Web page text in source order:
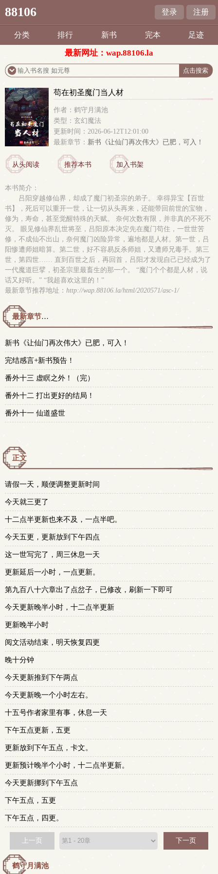
88106 登录 注册
分类 排行 新书 完本 足迹
最新网址：wap.88106.la
苟在初圣魔门当人材
作者：鹤守月满池
类型：玄幻魔法
更新时间：2026-06-12T12:01:00
最新章节： 新书《让仙门再次伟大》已肥，可入！
从头阅读 推荐本书 加入书架
本书简介：
吕阳穿越修仙界，却成了魔门初圣宗的弟子。 幸得异宝【百世
书】，死后可以重开一世，让一切从头再来，还能带回前世的宝物，
修为，寿命，甚至觉醒特殊的天赋。 奈何次数有限，并非真的不死不
灭。 眼见修仙界乱世将至，吕阳原本决定先在魔门苟住，一世世苦
修，不成仙不出山，奈何魔门凶险异常，遍地都是人材。第一世，吕
阳惨遭师姐暗算。第二世，好不容易反杀师姐，又遭师兄毒手。第三
世，第四世…… 直到百世之后，再回首，吕阳才发现自己已经成为了
一代魔道巨擘，初圣宗里最畜生的那一个。 “魔门个个都是人材，说
话又好听。” “我超喜欢这里的！”
最新章节推荐地址： http://wap.88106.la/html/2020571/asc-1/
最新章节预览 更新时间：2026-06-12T12:01:00
新书《让仙门再次伟大》已肥，可入！
完结感言+新书预告！
番外十三 虚瞑之外！（完）
番外十二 打出更好的结局！
番外十一 仙道盛世
正文
请假一天，顺便调整更新时间
今天就三更了
十二点半更新也来不及，一点半吧。
今天五更，更新放到下午四点
这一世写完了，周三休息一天
更新延后一小时，一点更新。
第九百八十六章出了点岔子，已修改，刷新一下即可
今天更新晚半小时，十二点半更新
更新晚半小时
阅文活动结束，明天恢复四更
晚十分钟
今天更新推到下午两点
今天更新晚一个小时左右。
十五号作者家里有事，休息一天
下午五点更新，五更
更新放到下午五点，卡文。
更新预计晚半个小时，十二点半更新。
今天更新挪到下午五点
下午五点，五更
下午五点，四更。
上一页 下一页
鹤守月满池